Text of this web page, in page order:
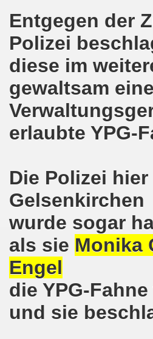
Entgegen der
Polizei
diese im
gewaltsam
erlaubte YPG-
Die Polizei
Gelsenkirchen
wurde sogar
als sie Monika
Engel
die YPG-
und sie
- Berichte aus
Krisenlasten auf Arbeiter,
wieder am
bleibt aktiv auch in
als Tag des
mahnt am
Kampf (offener Brief von
Bewegung demonstriert und
Bewegung ruft auf am
wird zum Tag X aufrufen
Montagsdemo-Bewegung in
Bewegung am 14.10.2019